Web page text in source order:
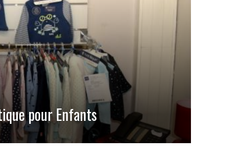
pour Enfants